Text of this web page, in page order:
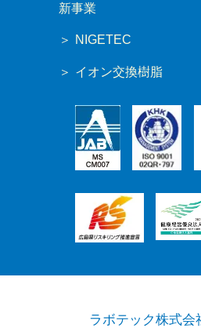
新事業
NIGETEC
イオン交換樹脂
ラボテック株式会